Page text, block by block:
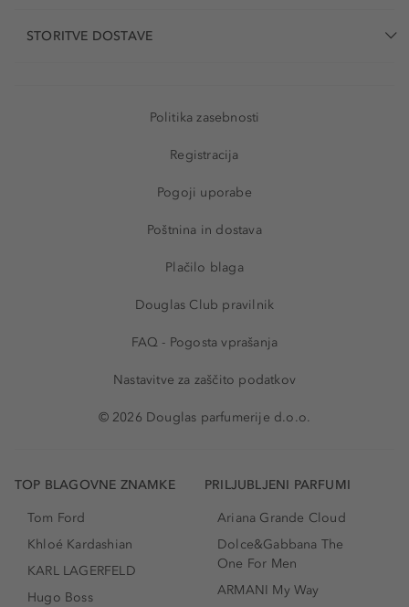
STORITVE DOSTAVE
Politika zasebnosti
Registracija
Pogoji uporabe
Poštnina in dostava
Plačilo blaga
Douglas Club pravilnik
FAQ - Pogosta vprašanja
Nastavitve za zaščito podatkov
© 2026 Douglas parfumerije d.o.o.
TOP BLAGOVNE ZNAMKE
Tom Ford
Khloé Kardashian
KARL LAGERFELD
Hugo Boss
PRILJUBLJENI PARFUMI
Ariana Grande Cloud
Dolce&Gabbana The
One For Men
ARMANI My Way